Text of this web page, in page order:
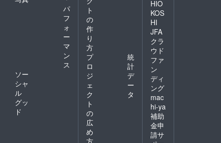
パ
フ
ォ
ー
マ
ン
ス
ソー
シャ
ル
グッ
ド
ト
の
作
り
方
プ
ロ
ジ
ェ
ク
ト
の
広
め
方
統
計
デ
ー
タ
HIO
KOS
HI
JFA
クラ
ウド
ファ
ン
ディ
ング
mac
hi-ya
補助
金申
請サ